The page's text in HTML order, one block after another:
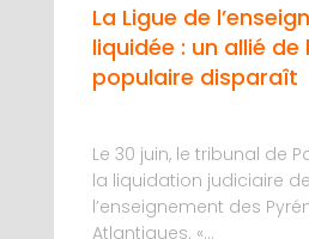
La Ligue de
liquidée : un allié de
populaire disparaît
Le 30 juin, le tribunal de
la liquidation judiciaire
l’enseignement des
Atlantiques. «...